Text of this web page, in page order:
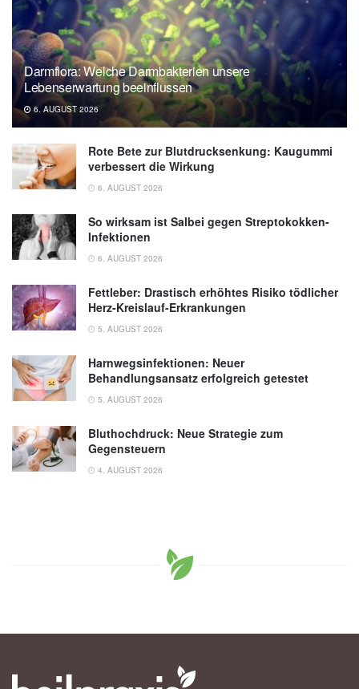
Darmflora: Welche Darmbakterien unsere
Lebenserwartung beeinflussen
6. AUGUST 2026
Rote Bete zur Blutdrucksenkung: Kaugummi
verbessert die Wirkung
6. AUGUST 2026
So wirksam ist Salbei gegen Streptokokken-
Infektionen
6. AUGUST 2026
Fettleber: Drastisch erhöhtes Risiko tödlicher
Herz-Kreislauf-Erkrankungen
5. AUGUST 2026
Harnwegsinfektionen: Neuer
Behandlungsansatz erfolgreich getestet
5. AUGUST 2026
Bluthochdruck: Neue Strategie zum
Gegensteuern
4. AUGUST 2026